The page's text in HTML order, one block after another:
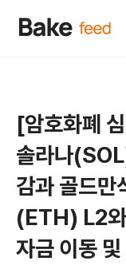
[암호화폐
솔라나
감과 골드만
(ETH) L2
자금 이동